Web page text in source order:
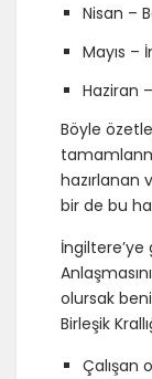
Nisan –
Mayıs –
Haziran
Böyle
hazırlanan
bir de bu
olursak
Birleşik
Çalışan